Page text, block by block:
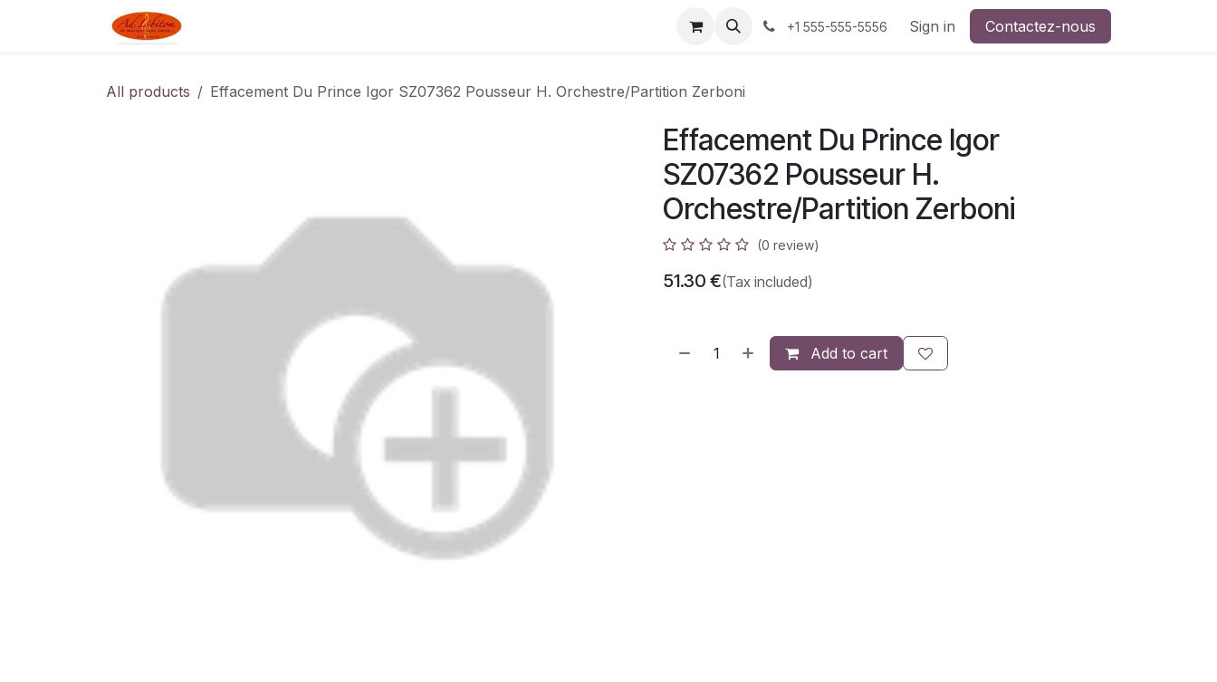
Appointment Contact us +1 555-555-5556 Sign in Contactez-nous
All products Effacement Du Prince Igor SZ07362 Pousseur H. Orchestre/Partition Zerboni
Effacement Du Prince Igor
SZ07362 Pousseur H.
Orchestre/Partition Zerboni
(0 review)
51.30 €(Tax included)
Add to cart